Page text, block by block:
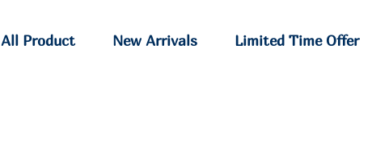
All Product New Arrivals Limited Time Offer